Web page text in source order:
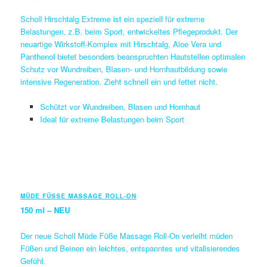
Scholl Hirschtalg Extreme ist ein speziell für extreme
Belastungen, z.B. beim Sport, entwickeltes Pflegeprodukt. Der
neuartige Wirkstoff-Komplex mit Hirschtalg, Aloe Vera und
Panthenol bietet besonders beanspruchten Hautstellen optimalen
Schutz vor Wundreiben, Blasen- und Hornhautbildung sowie
intensive Regeneration. Zieht schnell ein und fettet nicht.
Schützt vor Wundreiben, Blasen und Hornhaut
Ideal für extreme Belastungen beim Sport
MÜDE FÜSSE MASSAGE ROLL-ON
150 ml – NEU
Der neue Scholl Müde Füße Massage Roll-On verleiht müden
Füßen und Beinen ein leichtes, entspanntes und vitalisierendes
Gefühl.